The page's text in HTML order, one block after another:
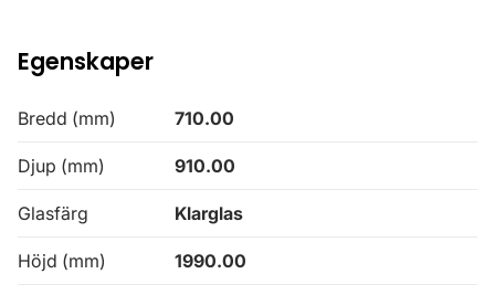
Egenskaper
Bredd (mm) 710.00
Djup (mm) 910.00
Glasfärg Klarglas
Höjd (mm) 1990.00